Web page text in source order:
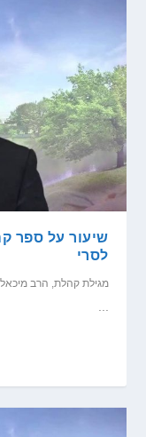
שיעור על ספר
לסרי
מגילת קהלת, הרב
...